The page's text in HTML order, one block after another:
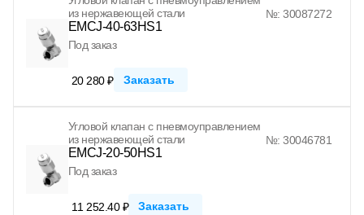
из нержавеющей стали
EMCJ-40-63HS1
№: 30087272
Под заказ
20 280 ₽ Заказать
Угловой клапан с пневмоуправлением
из нержавеющей стали
EMCJ-20-50HS1
№: 30046781
Под заказ
11 252.40 ₽ Заказать